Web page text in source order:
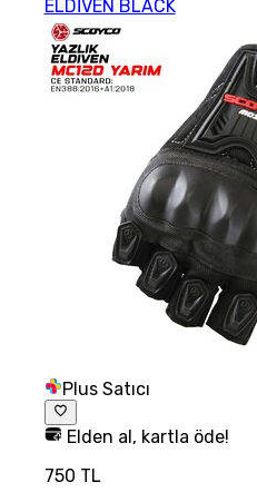
ELDİVEN BLACK
Plus Satıcı
Elden al, kartla öde!
750 TL